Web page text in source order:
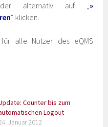
alternativ auf „»
“ klicken.
alle Nutzer des eQMS
Counter bis zum
Logout
Januar 2012